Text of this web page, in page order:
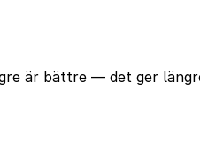
är bättre — det ger